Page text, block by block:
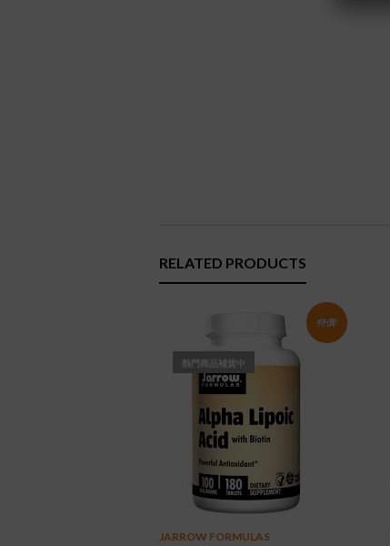
RELATED PRODUCTS
特價!
熱門商品補貨中
JARROW FORMULAS